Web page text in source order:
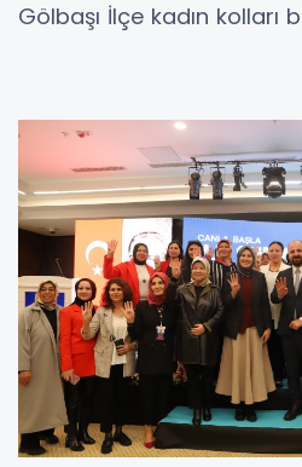
Gölbaşı İlçe kadın kolları